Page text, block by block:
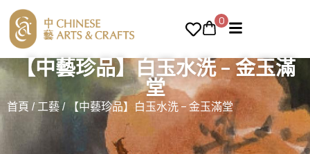
0
【中藝珍品】白玉水洗 – 金玉滿
堂
首頁 /工藝/ 【中藝珍品】白玉水洗 – 金玉滿堂